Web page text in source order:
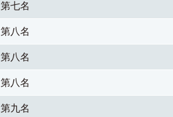
第七名
第八名
第八名
第八名
第九名